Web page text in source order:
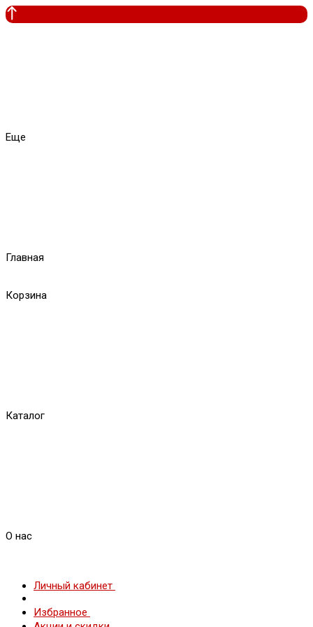
Еще
Главная
Корзина
Каталог
О нас
Личный кабинет
Избранное